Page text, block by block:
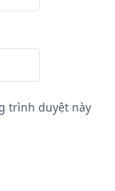
trình duyệt này